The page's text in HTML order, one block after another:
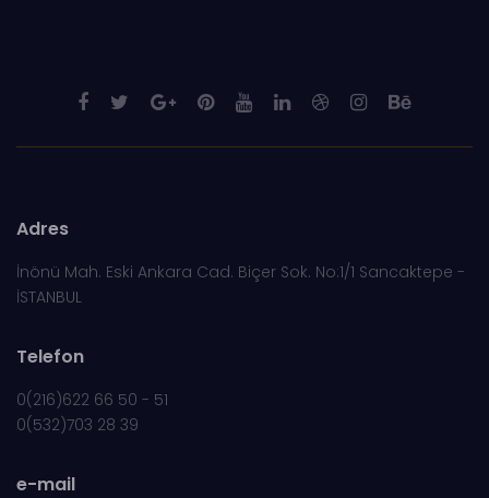
Adres
İnönü Mah. Eski Ankara Cad. Biçer Sok. No:1/1 Sancaktepe -
İSTANBUL
Telefon
0(216)622 66 50 - 51
0(532)703 28 39
e-mail